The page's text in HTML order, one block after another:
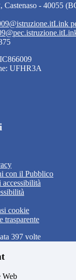
Castenaso - 40055
Link
UFHR3A
con il Pubblico
cookie
trasparente
397 volte